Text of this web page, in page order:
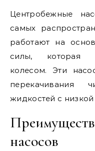
Центробежные
самых
работают на
силы, которая
колесом. Эти
жидкостей с низкой
насосов